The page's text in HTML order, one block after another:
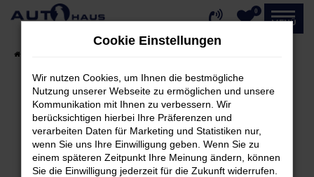
Zum
0
MENÜ
Fehler: Network Error
Beim Laden ist ein Fehler aufgetreten.
Hier sind ein paar Tipps, die dir helfen können:
Cookie Einstellungen
Wir nutzen Cookies, um Ihnen die bestmögliche
Nutzung unserer Webseite zu ermöglichen und unsere
Kommunikation mit Ihnen zu verbessern. Wir
berücksichtigen hierbei Ihre Präferenzen und
verarbeiten Daten für Marketing und Statistiken nur,
wenn Sie uns Ihre Einwilligung geben. Wenn Sie zu
einem späteren Zeitpunkt Ihre Meinung ändern, können
Sie die Einwilligung jederzeit für die Zukunft widerrufen.